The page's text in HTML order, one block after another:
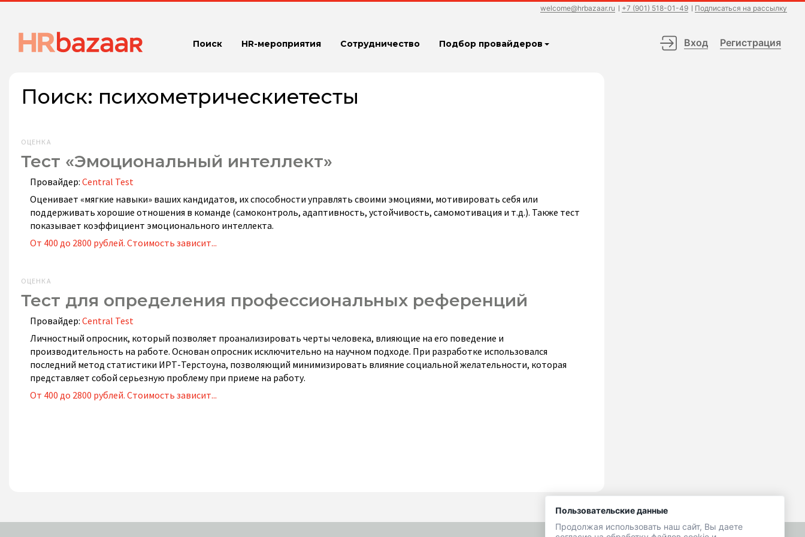
welcome@hrbazaar.ru +7 (901) 518-01-49 Подписаться на рассылку
Поиск HR-мероприятия Сотрудничество Подбор провайдеров Вход Регистрация
Поиск: психометрическиетесты
ОЦЕНКА
Тест «Эмоциональный интеллект»
Провайдер: Central Test
Оценивает «мягкие навыки» ваших кандидатов, их способности управлять своими эмоциями, мотивировать себя или
поддерживать хорошие отношения в команде (самоконтроль, адаптивность, устойчивость, самомотивация и т.д.). Также тест
показывает коэффициент эмоционального интеллекта.
От 400 до 2800 рублей. Стоимость зависит...
ОЦЕНКА
Тест для определения профессиональных референций
Провайдер: Central Test
Личностный опросник, который позволяет проанализировать черты человека, влияющие на его поведение и
производительность на работе. Основан опросник исключительно на научном подходе. При разработке использовался
последний метод статистики ИРТ-Терстоуна, позволяющий минимизировать влияние социальной желательности, которая
представляет собой серьезную проблему при приеме на работу.
От 400 до 2800 рублей. Стоимость зависит...
Пользовательские данные
Продолжая использовать наш сайт, Вы даете